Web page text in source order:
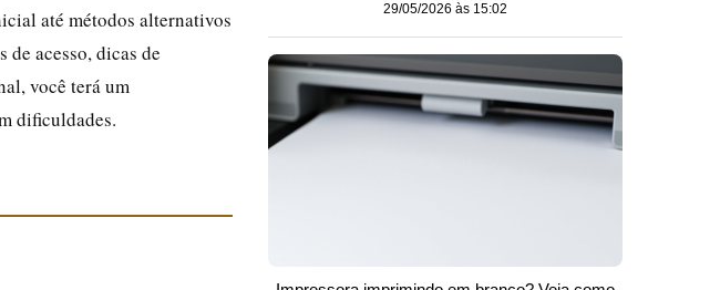
até métodos alternativos
de acesso, dicas de
você terá um
dificuldades.
29/05/2026 às 15:02